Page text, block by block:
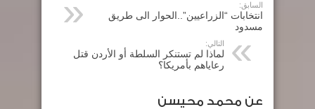
السابق:
انتخابات “الزراعيين”..الحوار الى طريق
مسدود
التالي:
لماذا لم تستنكر السلطة أو الأردن قتل
رعاياهم بأمريكا؟
عن محمد محيسن